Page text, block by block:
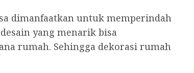
dimanfaatkan untuk memperindah
yang menarik bisa
rumah. Sehingga dekorasi rumah